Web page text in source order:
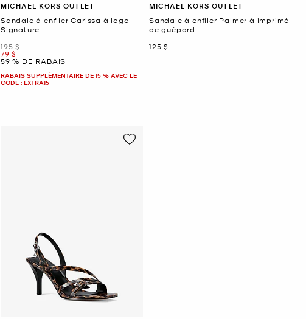
MICHAEL KORS OUTLET
Sandale à enfiler Carissa à logo
Signature
était
195 $
maintenant
79 $
59 % DE RABAIS
RABAIS SUPPLÉMENTAIRE DE 15 % AVEC LE
CODE : EXTRA15
MICHAEL KORS OUTLET
Sandale à enfiler Palmer à imprimé
de guépard
maintenant
125 $